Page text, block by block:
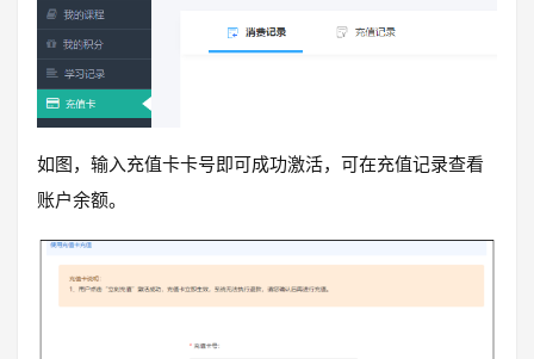
如图，输入充值卡卡号即可成功激活，可在充值记录查看
账户余额。